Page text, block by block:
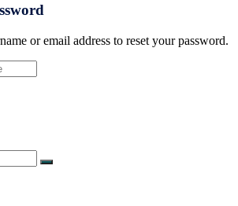
or email address to reset your password.